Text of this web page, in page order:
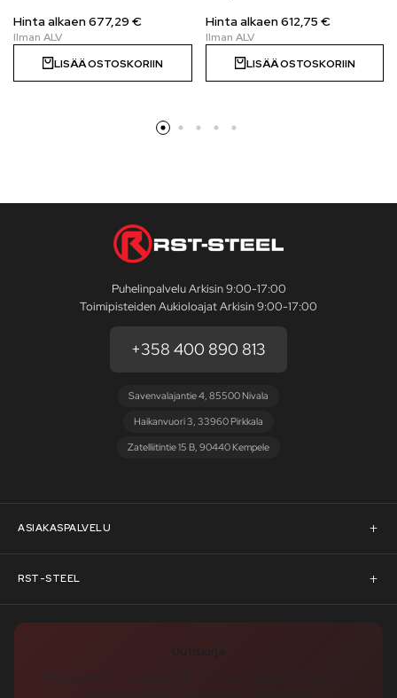
Hinta alkaen 677,29 €
LISÄÄ OSTOSKORIIN
Hinta alkaen612,75 €
LISÄÄ OSTOSKORIIN
Puhelinpalvelu Arkisin 9:00-17:00
Toimipisteiden Aukioloajat Arkisin 9:00-17:00
+358 400 890 813
Savenvalajantie 4, 85500 Nivala
Haikanvuori 3, 33960 Pirkkala
Zatelliitintie 15 B, 90440 Kempele
ASIAKASPALVELU
Asiakaspalvelu
Pyydä tarjous
RST-STEEL
RST-Steelin tarina
Uutiskirje